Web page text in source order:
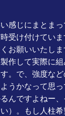
感じにまとま
受け付けてい
お願いいたしま
作して実際に
。で、強度な
うかなって思
んですよねー
）。もし人柱